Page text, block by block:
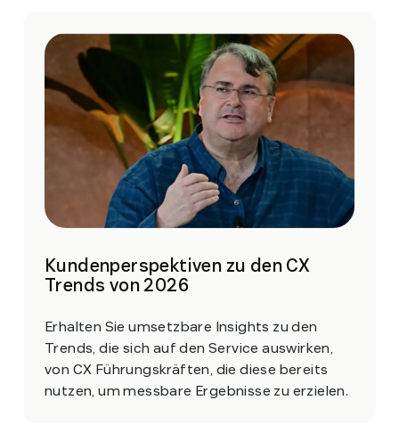
Kundenperspektiven zu den CX
Trends von 2026
Erhalten Sie umsetzbare Insights zu den
Trends, die sich auf den Service auswirken,
von CX Führungskräften, die diese bereits
nutzen, um messbare Ergebnisse zu erzielen.